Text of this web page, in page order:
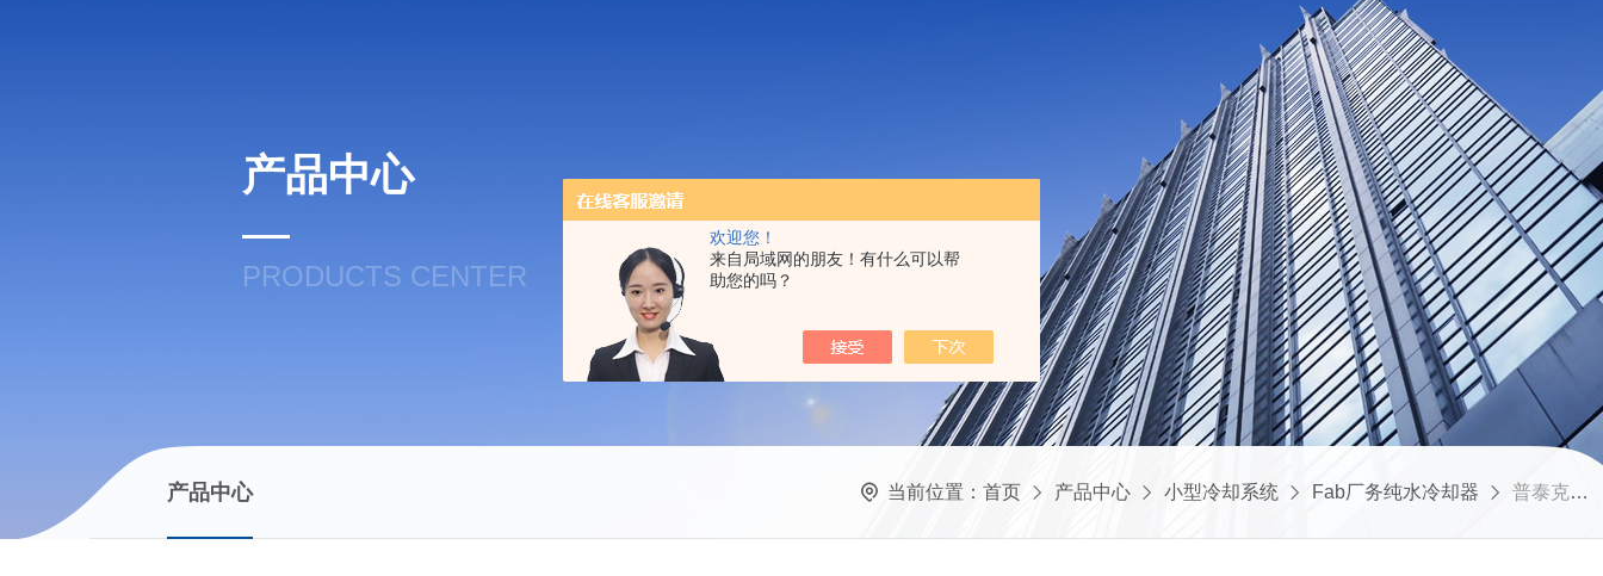
欢迎您！
来自局域网的朋友！有什么可以帮
助您的吗？
产品中心
PRODUCTS CENTER
产品中心 当前位置： 首页 产品中心 小型冷却系统 Fab厂务纯水冷却器 普泰克 Fab厂务纯水冷却器 温控系统